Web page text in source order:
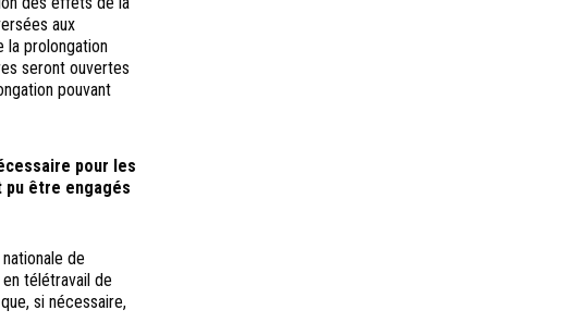
aux
la prolongation
seront ouvertes
pouvant
pour les
pu être engagés
de
télétravail de
si nécessaire,